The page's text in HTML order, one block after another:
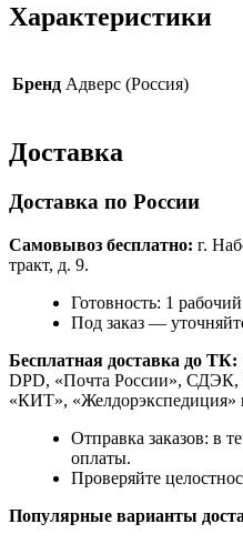
Характеристики
Бренд Адверс (Россия)
Доставка
Доставка по России
Самовывоз бесплатно: г.
тракт, д. 9.
Готовность: 1
Под заказ —
Бесплатная доставка до ТК:
DPD, «Почта России», СДЭК,
«КИТ», «Желдорэкспедиция»
Отправка заказов: в
оплаты.
Проверяйте
Популярные варианты